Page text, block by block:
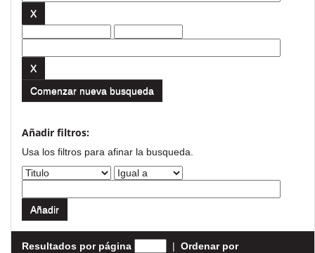
Comenzar nueva busqueda
Añadir filtros:
Usa los filtros para afinar la busqueda.
Resultados por página | Ordenar por